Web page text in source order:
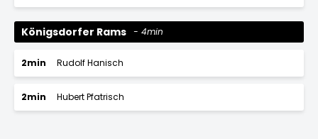
Königsdorfer Rams 4min
2min Rudolf Hanisch
2min Hubert Pfatrisch